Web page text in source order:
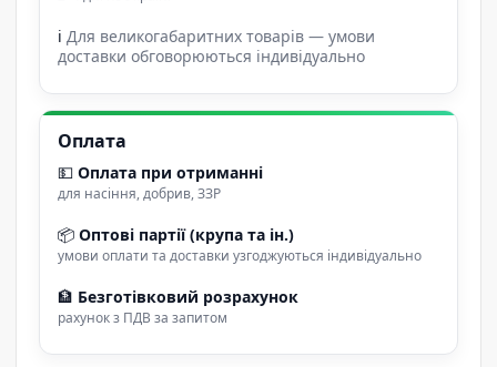
ℹ Для великогабаритних товарів — умови
доставки обговорюються індивідуально
Оплата
💵 Оплата при отриманні
для насіння, добрив, ЗЗР
📦 Оптові партії (крупа та ін.)
умови оплати та доставки узгоджуються індивідуально
🏦 Безготівковий розрахунок
рахунок з ПДВ за запитом